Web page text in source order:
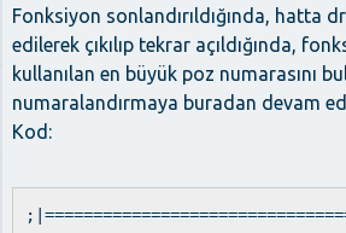
Fonksiyon sonlandırıldığında, hatta
edilerek çıkılıp tekrar açıldığında,
kullanılan en büyük poz numarasını
numaralandırmaya buradan devam
Kod: